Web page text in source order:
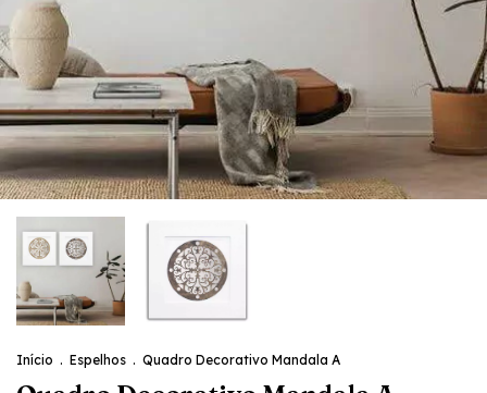
Início . Espelhos . Quadro Decorativo Mandala A